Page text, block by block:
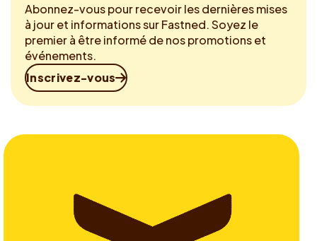
Abonnez-vous pour recevoir les dernières mises
à jour et informations sur Fastned. Soyez le
premier à être informé de nos promotions et
événements.
Inscrivez-vous